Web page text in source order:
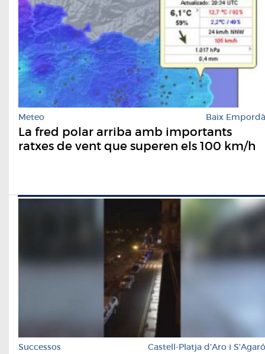
Meteo Baix Empordà
La fred polar arriba amb importants
ratxes de vent que superen els 100 km/h
Successos Castell-Platja d'Aro i S'Agaró